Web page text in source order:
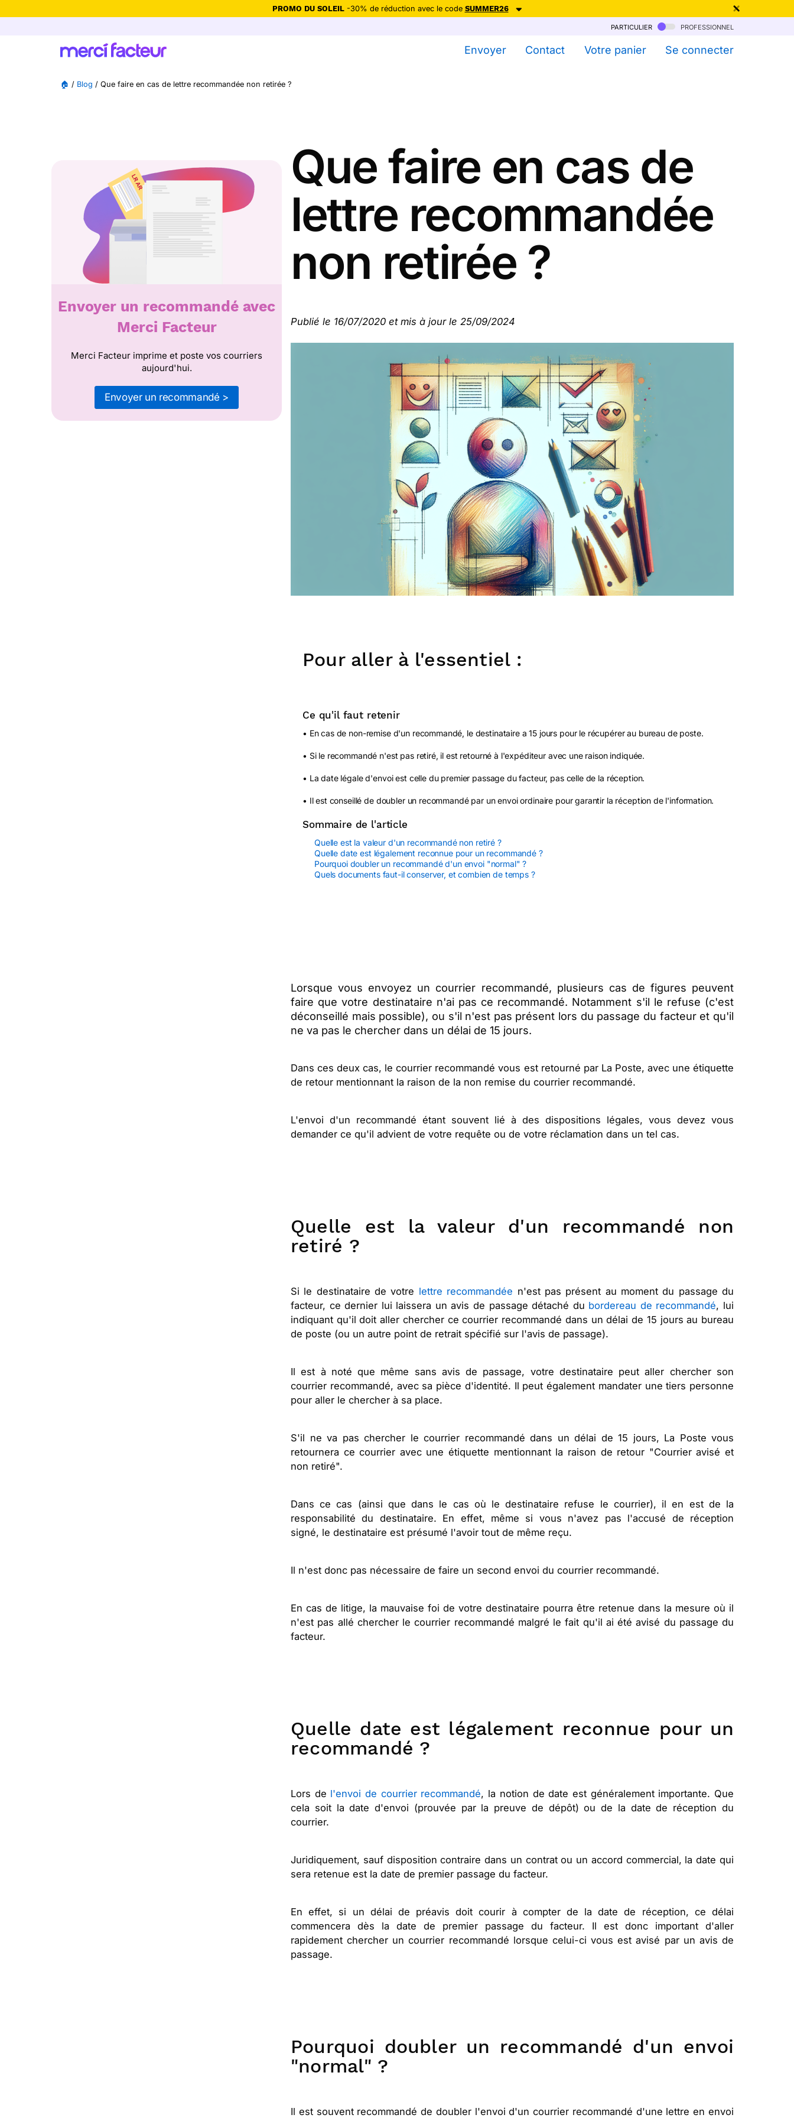
PROMO DU SOLEIL-30% de réduction avec le code SUMMER26
particulier professionnel
Envoyer Contact Votre panier Se connecter
🏠 / Blog / Que faire en cas de lettre recommandée non retirée ?
Envoyer un recommandé avec
Merci Facteur
Merci Facteur imprime et poste vos courriers
aujourd'hui.
Envoyer un recommandé >
Que faire en cas de
lettre recommandée
non retirée ?
Publié le 16/07/2020 et mis à jour le 25/09/2024
Pour aller à l'essentiel :
Ce qu'il faut retenir
• En cas de non-remise d'un recommandé, le destinataire a 15 jours pour le récupérer au bureau de poste.
• Si le recommandé n'est pas retiré, il est retourné à l'expéditeur avec une raison indiquée.
• La date légale d'envoi est celle du premier passage du facteur, pas celle de la réception.
• Il est conseillé de doubler un recommandé par un envoi ordinaire pour garantir la réception de l'information.
Sommaire de l'article
Quelle est la valeur d'un recommandé non retiré ?
Quelle date est légalement reconnue pour un recommandé ?
Pourquoi doubler un recommandé d'un envoi "normal" ?
Quels documents faut-il conserver, et combien de temps ?
Lorsque vous envoyez un courrier recommandé, plusieurs cas de figures peuvent
faire que votre destinataire n'ai pas ce recommandé. Notamment s'il le refuse (c'est
déconseillé mais possible), ou s'il n'est pas présent lors du passage du facteur et qu'il
ne va pas le chercher dans un délai de 15 jours.
Dans ces deux cas, le courrier recommandé vous est retourné par La Poste, avec une étiquette
de retour mentionnant la raison de la non remise du courrier recommandé.
L'envoi d'un recommandé étant souvent lié à des dispositions légales, vous devez vous
demander ce qu'il advient de votre requête ou de votre réclamation dans un tel cas.
Quelle est la valeur d'un recommandé non
retiré ?
Si le destinataire de votre lettre recommandée n'est pas présent au moment du passage du
facteur, ce dernier lui laissera un avis de passage détaché du bordereau de recommandé, lui
indiquant qu'il doit aller chercher ce courrier recommandé dans un délai de 15 jours au bureau
de poste (ou un autre point de retrait spécifié sur l'avis de passage).
Il est à noté que même sans avis de passage, votre destinataire peut aller chercher son
courrier recommandé, avec sa pièce d'identité. Il peut également mandater une tiers personne
pour aller le chercher à sa place.
S'il ne va pas chercher le courrier recommandé dans un délai de 15 jours, La Poste vous
retournera ce courrier avec une étiquette mentionnant la raison de retour "Courrier avisé et
non retiré".
Dans ce cas (ainsi que dans le cas où le destinataire refuse le courrier), il en est de la
responsabilité du destinataire. En effet, même si vous n'avez pas l'accusé de réception
signé, le destinataire est présumé l'avoir tout de même reçu.
Il n'est donc pas nécessaire de faire un second envoi du courrier recommandé.
En cas de litige, la mauvaise foi de votre destinataire pourra être retenue dans la mesure où il
n'est pas allé chercher le courrier recommandé malgré le fait qu'il ai été avisé du passage du
facteur.
Quelle date est légalement reconnue pour un
recommandé ?
Lors de l'envoi de courrier recommandé, la notion de date est généralement importante. Que
cela soit la date d'envoi (prouvée par la preuve de dépôt) ou de la date de réception du
courrier.
Juridiquement, sauf disposition contraire dans un contrat ou un accord commercial, la date qui
sera retenue est la date de premier passage du facteur.
En effet, si un délai de préavis doit courir à compter de la date de réception, ce délai
commencera dès la date de premier passage du facteur. Il est donc important d'aller
rapidement chercher un courrier recommandé lorsque celui-ci vous est avisé par un avis de
passage.
Pourquoi doubler un recommandé d'un envoi
"normal" ?
Il est souvent recommandé de doubler l'envoi d'un courrier recommandé d'une lettre en envoi